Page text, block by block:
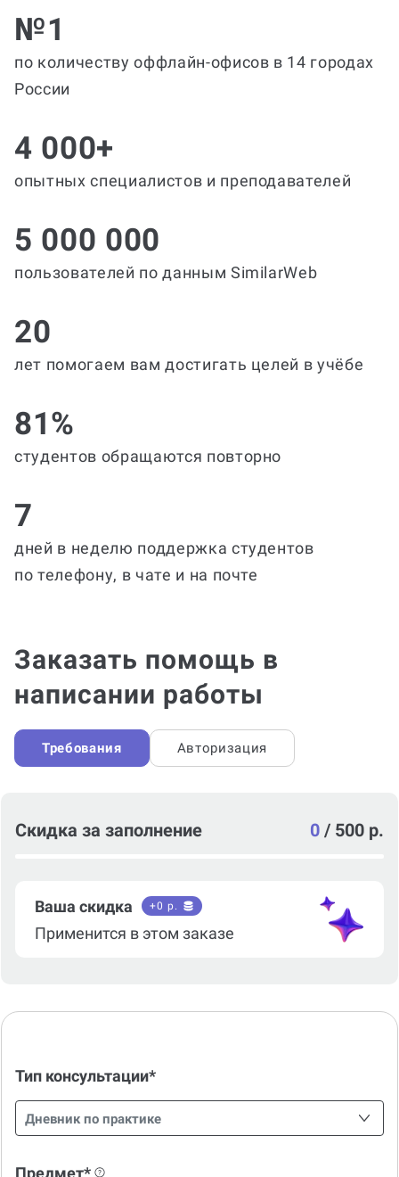
№1
по количеству оффлайн-офисов в 14 городах
России
4 000+
опытных специалистов и преподавателей
5 000 000
пользователей по данным SimilarWeb
20
лет помогаем вам достигать целей в учёбе
81%
студентов обращаются повторно
7
дней в неделю поддержка студентов
по телефону, в чате и на почте
Заказать помощь в
написании работы
Требования Авторизация
Скидка за заполнение 0 / 500 р.
Ваша скидка +0 р.
Применится в этом заказе
Тип консультации*
Дневник по практике
Предмет*